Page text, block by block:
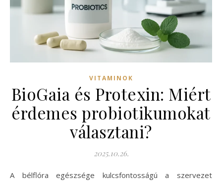
VITAMINOK
BioGaia és Protexin: Miért
érdemes probiotikumokat
választani?
2025.10.26.
A bélflóra egészsége kulcsfontosságú a szervezet